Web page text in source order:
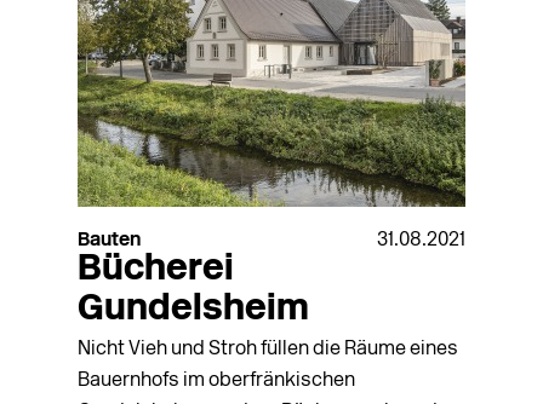
Bauten 31.08.2021
Bücherei
Gundelsheim
Nicht Vieh und Stroh füllen die Räume eines
Bauernhofs im oberfränkischen